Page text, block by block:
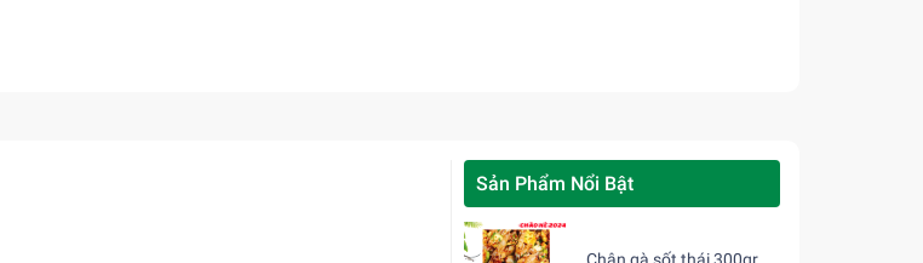
Sản Phẩm Nổi Bật
Chân gà sốt thái 300gr